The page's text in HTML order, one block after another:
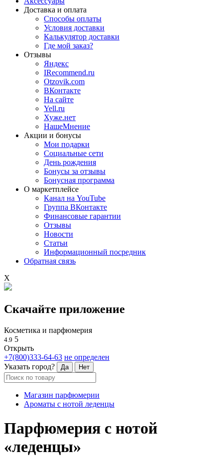
Доставка и оплата
Способы оплаты
Условия доставки
Калькулятор доставки
Где мой заказ?
Отзывы
Яндекс
IRecommend.ru
Otzovik.com
ВКонтакте
На сайте
Yell.ru
Хуже.нет
НашеМнение
Акции и бонусы
Мои подарки
Социальные сети
День рождения
Бонусы за отзывы
Бонусная программа
О маркетплейсе
Канал на YouTube
Группа ВКонтакте
Финансовые гарантии
Отзывы
Новости
Статьи
Информационный посредник
Обратная связь
X
Скачайте приложение
Косметика и парфюмерия
4.9 5
Открыть
+7(800)333-64-63 не определен
Указать город?
Да Нет
Магазин парфюмерии
Ароматы с нотой леденцы
Парфюмерия с нотой
«леденцы»